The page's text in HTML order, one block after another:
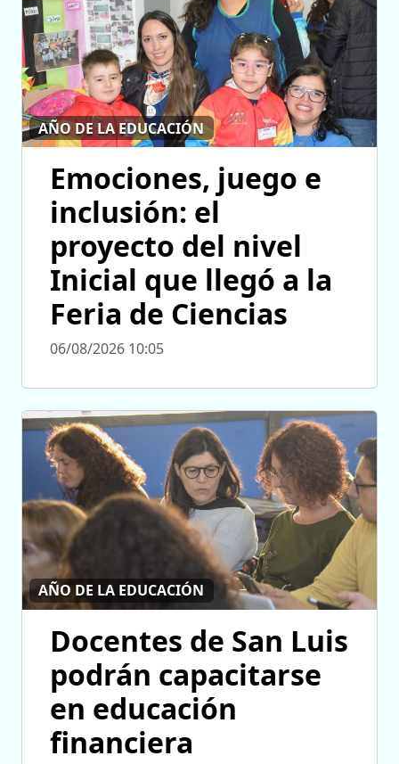
AÑO DE LA EDUCACIÓN
Emociones, juego e
inclusión: el
proyecto del nivel
Inicial que llegó a la
Feria de Ciencias
06/08/2026 10:05
AÑO DE LA EDUCACIÓN
Docentes de San Luis
podrán capacitarse
en educación
financiera